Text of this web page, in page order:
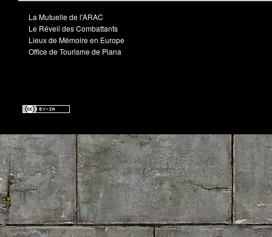
La Mutuelle de l'ARAC
Le Réveil des Combattants
Lieux de Mémoire en Europe
Office de Tourisme de Piana